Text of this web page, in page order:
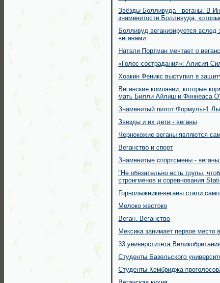
Звёзды Болливуда - веганы. В
знаменитости Болливуда,
Болливуд веганизируется
веганами
Натали Портман мечтает о
«Голос сострадания»: Алисия
Хоакин Феникс выступил в
Веганские компании, которые
мать Билли Айлиш и Финнеаса
Знаменитый пилот Формулы-1
Звезды и их дети - веганы
Чернокожие веганы являются
Веганство и спорт
Знаменитые спортсмены -
"Не обязательно есть трупы,
стронгменов и соревнования
Горнолыжники-веганы стали
Молоко жестоко
Веган. Веганство
Мексика занимает первое место
33 универститета
Студенты Базельского
Студенты Кембриджа